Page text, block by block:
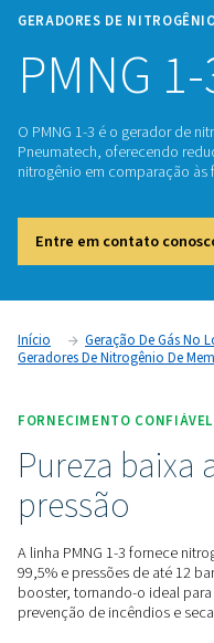
GERADORES DE
PMNG
Pneumatech,
nitrogênio em
Entre em contato
Início Geração De
Geradores De Nitrogênio